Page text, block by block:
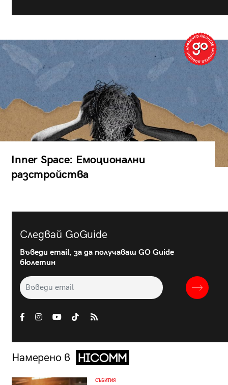
Inner Space: Емоционални
разстройства
Следвай GoGuide
Въведи email, за да получаваш GO Guide
бюлетин
Намерено в
СЪБИТИЯ